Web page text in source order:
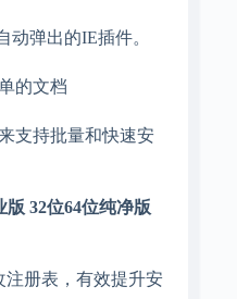
弹出的IE插件。
的文档
持批量和快速安
32位64位纯净版
册表，有效提升安